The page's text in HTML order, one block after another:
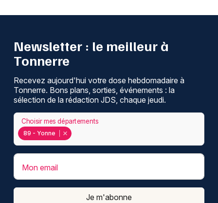
Newsletter : le meilleur à
Tonnerre
Recevez aujourd'hui votre dose hebdomadaire à
Tonnerre. Bons plans, sorties, événements : la
sélection de la rédaction JDS, chaque jeudi.
89 - Yonne
Choisir mes départements
Mon email
Je m'abonne